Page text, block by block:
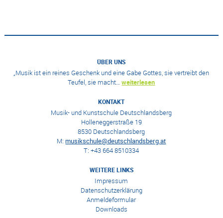
ÜBER UNS
„Musik ist ein reines Geschenk und eine Gabe Gottes, sie vertreibt den
Teufel, sie macht…weiterlesen
KONTAKT
Musik- und Kunstschule Deutschlandsberg
Holleneggerstraße 19
8530 Deutschlandsberg
M: musikschule@deutschlandsberg.at
T: +43 664 8510334
WEITERE LINKS
Impressum
Datenschutzerklärung
Anmeldeformular
Downloads